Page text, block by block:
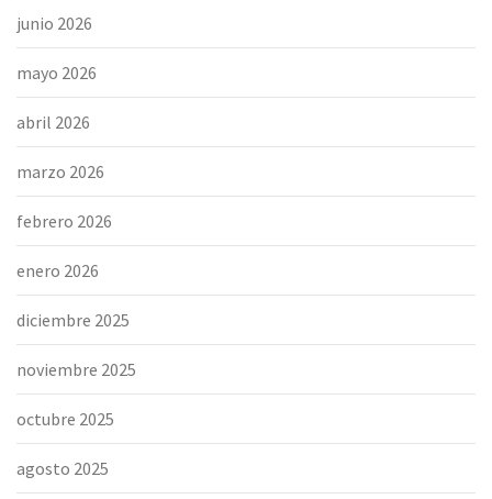
junio 2026
mayo 2026
abril 2026
marzo 2026
febrero 2026
enero 2026
diciembre 2025
noviembre 2025
octubre 2025
agosto 2025